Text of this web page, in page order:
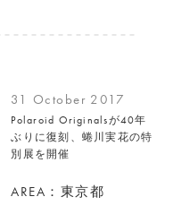
31 October 2017
Polaroid Originalsが40年
ぶりに復刻、蜷川実花の特
別展を開催
AREA：東京都